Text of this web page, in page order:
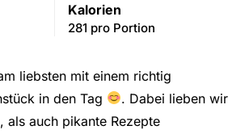
Kalorien
281 pro Portion
liebsten mit einem richtig
in den Tag
. Dabei lieben wir
als auch pikante Rezepte